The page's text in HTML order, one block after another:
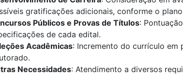
gratificações adicionais, conforme o
Públicos e Provas de Títulos:
de cada edital.
Acadêmicas: Incremento do currículo em
Necessidades: Atendimento a diversos